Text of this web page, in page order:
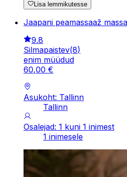
Lisa lemmikutesse
Jaapani peamassaaž
9.8
Silmapaistev(8)
enim müüdud
60,00 €
Asukoht: Tallinn
Tallinn
Osalejad: 1 kuni 1 inimest
1 inimesele